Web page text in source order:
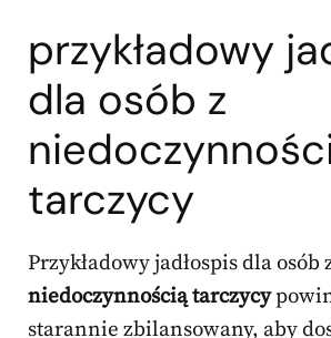
przykładowy
dla osób z
tarczycy
Przykładowy jadłospis dla osób
niedoczynnością tarczycy
starannie zbilansowany, aby